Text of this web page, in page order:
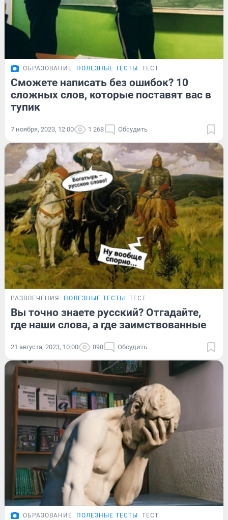
ОБРАЗОВАНИЕ ПОЛЕЗНЫЕ ТЕСТЫ ТЕСТ
Сможете написать без ошибок? 10
сложных слов, которые поставят вас в
тупик
7 ноября, 2023, 12:00 1 268 Обсудить
РАЗВЛЕЧЕНИЯ ПОЛЕЗНЫЕ ТЕСТЫ ТЕСТ
Вы точно знаете русский? Отгадайте,
где наши слова, а где заимствованные
21 августа, 2023, 10:00 898 Обсудить
ОБРАЗОВАНИЕ ПОЛЕЗНЫЕ ТЕСТЫ ТЕСТ